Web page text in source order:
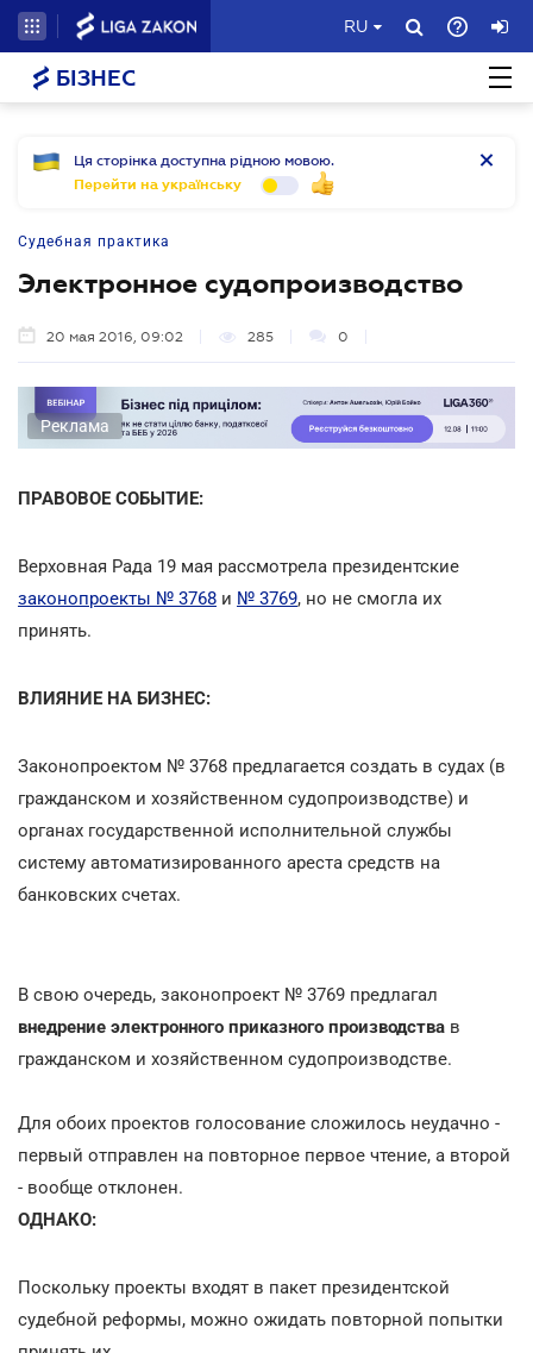
RU
БІЗНЕС
Ця сторінка доступна рідною мовою.
Перейти на українську
Судебная практика
Электронное судопроизводство
20 мая 2016, 09:02 285 0
Реклама
ПРАВОВОЕ СОБЫТИЕ:
Верховная Рада 19 мая рассмотрела президентские
законопроекты № 3768 и № 3769, но не смогла их
принять.
ВЛИЯНИЕ НА БИЗНЕС:
Законопроектом № 3768 предлагается создать в судах (в
гражданском и хозяйственном судопроизводстве) и
органах государственной исполнительной службы
систему автоматизированного ареста средств на
банковских счетах.
В свою очередь, законопроект № 3769 предлагал
внедрение электронного приказного производства в
гражданском и хозяйственном судопроизводстве.
Для обоих проектов голосование сложилось неудачно -
первый отправлен на повторное первое чтение, а второй
- вообще отклонен.
ОДНАКО:
Поскольку проекты входят в пакет президентской
судебной реформы, можно ожидать повторной попытки